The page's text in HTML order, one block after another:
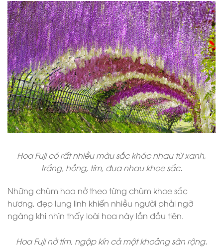
Hoa Fuji có rất nhiều màu sắc khác nhau từ xanh,
trắng, hồng, tím, đua nhau khoe sắc.
Những chùm hoa nở theo từng chùm khoe sắc
hương, đẹp lung linh khiến nhiều người phải ngỡ
ngàng khi nhìn thấy loài hoa này lần đầu tiên.
Hoa Fuji nở tím, ngập kín cả một khoảng sân rộng.